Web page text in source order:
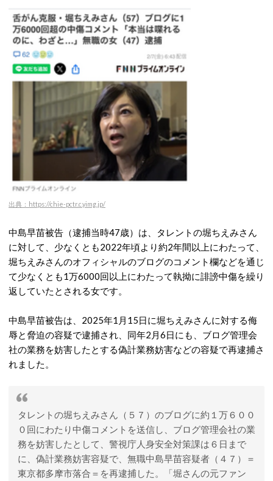
出典：https://chie-pctr.c.yimg.jp/
中島早苗被告（逮捕当時47歳）は、タレントの堀ちえみさん
に対して、少なくとも2022年頃より約2年間以上にわたって、
堀ちえみさんのオフィシャルのブログのコメント欄などを通じ
て少なくとも1万6000回以上にわたって執拗に誹謗中傷を繰り
返していたとされる女です。
中島早苗被告は、2025年1月15日に堀ちえみさんに対する侮
辱と脅迫の容疑で逮捕され、同年2月6日にも、ブログ管理会
社の業務を妨害したとする偽計業務妨害などの容疑で再逮捕さ
れました。
タレントの堀ちえみさん（５７）のブログに約１万６００
０回にわたり中傷コメントを送信し、ブログ管理会社の業
務を妨害したとして、警視庁人身安全対策課は６日まで
に、偽計業務妨害容疑で、無職中島早苗容疑者（４７）＝
東京都多摩市落合＝を再逮捕した。「堀さんの元ファン